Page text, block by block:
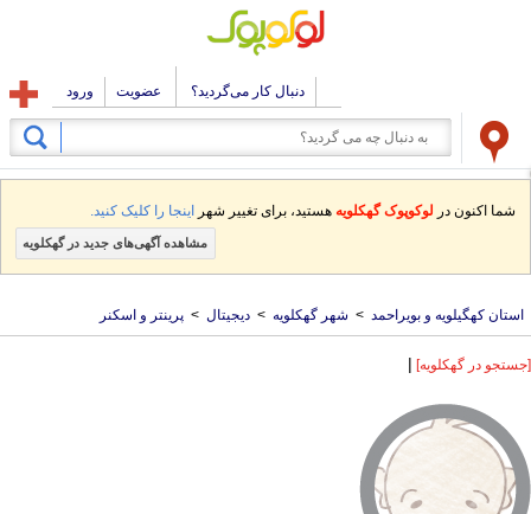
دنبال کار می‌گردید؟ عضویت ورود
شما اکنون در لوکوپوک گهکلویه هستید، برای تغییر شهر اینجا را کلیک کنید.
مشاهده آگهی‌های جدید در گهکلویه
استان کهگیلویه و بویراحمد > شهر گهکلویه > دیجیتال > پرینتر و اسکنر
[جستجو در گهکلویه] |